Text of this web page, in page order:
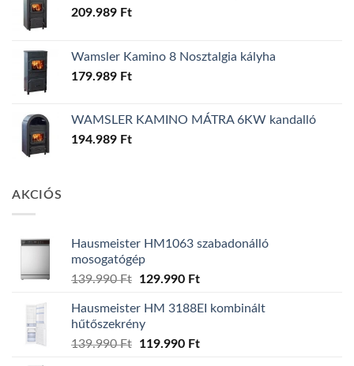
209.989 Ft
Wamsler Kamino 8 Nosztalgia kályha
179.989 Ft
WAMSLER KAMINO MÁTRA 6KW kandalló
194.989 Ft
AKCIÓS
Hausmeister HM1063 szabadonálló
mosogatógép
139.990Ft
Original
was:
139.990 Ft.
129.990 FtCurrent
is:
Hausmeister HM 3188EI kombinált
hűtőszekrény
139.990Ft
Original
119.990 FtCurrent